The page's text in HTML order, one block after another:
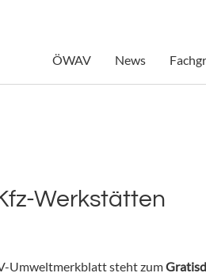
ÖWAV News
Werkstätten
Umweltmerkblatt steht zum